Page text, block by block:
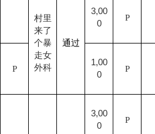
村里
来了
个暴
走女
外科
通过
3,00
0
P
P
1,00
0
P
3,00
0
P